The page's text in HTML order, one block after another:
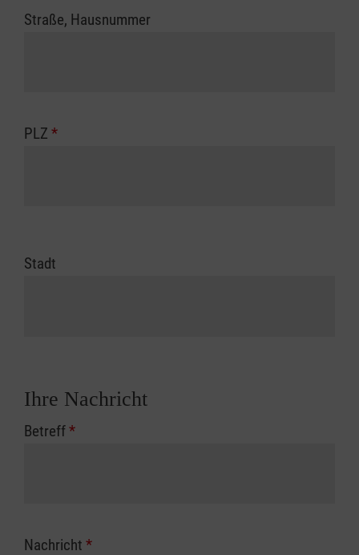
Straße, Hausnummer
PLZ *
Stadt
Ihre Nachricht
Betreff*
Nachricht *